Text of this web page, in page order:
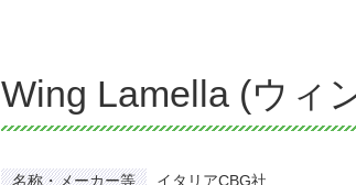
Wing Lamella (ウィ
名称・メーカー等 イタリアCBG社